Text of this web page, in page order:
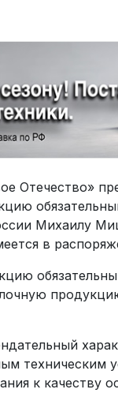
Отечество»
Михаилу
в
техническим
к качеству